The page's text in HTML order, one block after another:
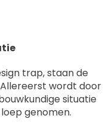
trap, staan de
wordt door
situatie
genomen.